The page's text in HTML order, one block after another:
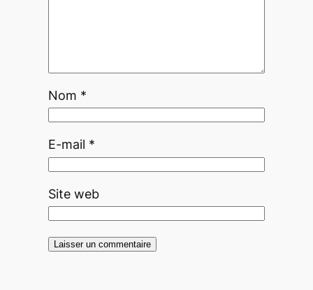
Nom *
E-mail *
Site web